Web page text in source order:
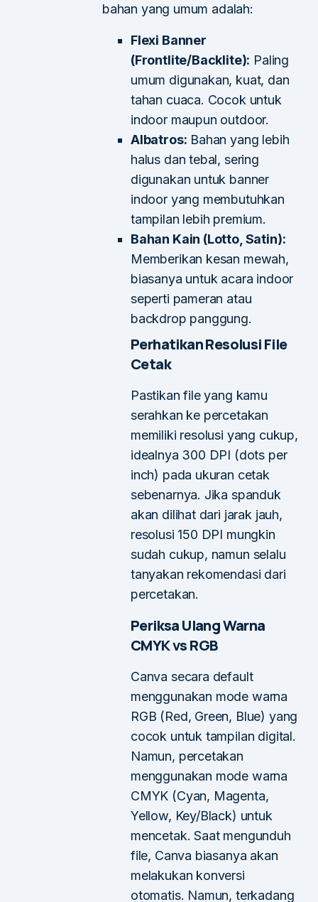
bahan yang umum adalah:
Flexi Banner
(Frontlite/Backlite): Paling
umum digunakan, kuat, dan
tahan cuaca. Cocok untuk
indoor maupun outdoor.
Albatros: Bahan yang lebih
halus dan tebal, sering
digunakan untuk banner
indoor yang membutuhkan
tampilan lebih premium.
Bahan Kain (Lotto, Satin):
Memberikan kesan mewah,
biasanya untuk acara indoor
seperti pameran atau
backdrop panggung.
Perhatikan Resolusi File
Cetak
Pastikan file yang kamu
serahkan ke percetakan
memiliki resolusi yang cukup,
idealnya 300 DPI (dots per
inch) pada ukuran cetak
sebenarnya. Jika spanduk
akan dilihat dari jarak jauh,
resolusi 150 DPI mungkin
sudah cukup, namun selalu
tanyakan rekomendasi dari
percetakan.
Periksa Ulang Warna
CMYK vs RGB
Canva secara default
menggunakan mode warna
RGB (Red, Green, Blue) yang
cocok untuk tampilan digital.
Namun, percetakan
menggunakan mode warna
CMYK (Cyan, Magenta,
Yellow, Key/Black) untuk
mencetak. Saat mengunduh
file, Canva biasanya akan
melakukan konversi
otomatis. Namun, terkadang